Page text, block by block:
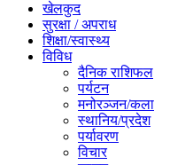
खेलकुद
सुरक्षा / अपराध
शिक्षा/स्वास्थ्य
विविध
दैनिक राशिफल
पर्यटन
मनोरञ्जन/कला
स्थानिय/प्रदेश
पर्यावरण
विचार